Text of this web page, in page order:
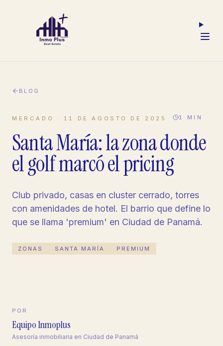
BLOG
MERCADO · 11 DE AGOSTO DE 2025 1 MIN
Santa María: la zona donde
el golf marcó el pricing
Club privado, casas en cluster cerrado, torres
con amenidades de hotel. El barrio que define lo
que se llama 'premium' en Ciudad de Panamá.
ZONAS SANTA MARÍA PREMIUM
POR
Equipo Inmoplus
Asesoría inmobiliaria en Ciudad de Panamá